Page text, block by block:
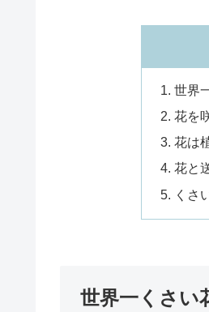
世界
花を
花は
花と
くさ
世界一くさい